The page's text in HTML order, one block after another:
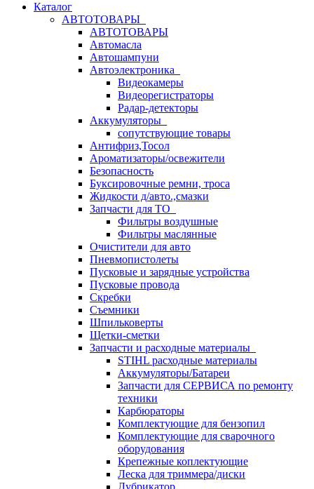
Каталог
АВТОТОВАРЫ
АВТОТОВАРЫ
Автомасла
Автошампуни
Автоэлектроника
Видеокамеры
Видеорегистраторы
Радар-детекторы
Аккумуляторы
сопутствующие товары
Антифриз,Тосол
Ароматизаторы/освежители
Безопасность
Буксировочные ремни, троса
Жидкости д/авто.,смазки
Запчасти для ТО
Фильтры воздушные
Фильтры маслянные
Очистители для авто
Пневмопистолеты
Пусковые и зарядные устройства
Пусковые провода
Скребки
Съемники
Шпильковерты
Щетки-сметки
Запчасти и расходные материалы
STIHL расходные материалы
Аккумуляторы/Батареи
Запчасти для СЕРВИСА по ремонту
техники
Карбюраторы
Комплектующие для бензопил
Комплектующие для сварочного
оборудования
Крепежные коплектующие
Леска для триммера/диски
Лубрикатор